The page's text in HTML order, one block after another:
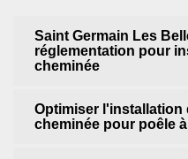
Saint Germain Les
réglementation pour
cheminée
Optimiser l'installation
cheminée pour poêle